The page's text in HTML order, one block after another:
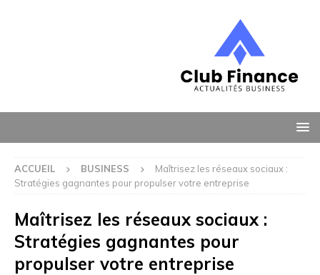
ACCUEIL BUSINESS
Maîtrisez les réseaux sociaux :
Stratégies gagnantes pour propulser votre entreprise
Maîtrisez les réseaux sociaux :
Stratégies gagnantes pour
propulser votre entreprise